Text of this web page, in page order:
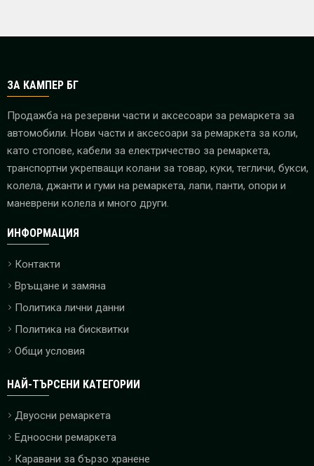
ЗА КАМПЕР БГ
Продажба на резервни части и аксесоари за ремаркета за
автомобили. Нови части и аксесоари за ремаркета за коли,
като стопове, кабели за електричество за ремаркета,
транспортни укрепващи колани за товар, куки, тегличи, букси,
колела, джанти и гуми на ремаркета, лапи, панти, опори и
маневрени колела и много други.
ИНФОРМАЦИЯ
Контакти
Връщане и замяна
Политика лични данни
Политика на бисквитки
Общи условия
НАЙ-ТЪРСЕНИ КАТЕГОРИИ
Двуосни ремаркета
Едноосни ремаркета
Каравани за бързо хранене